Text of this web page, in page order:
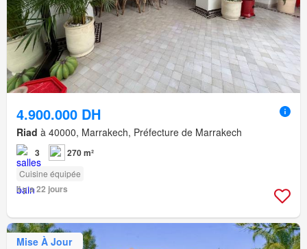
4.900.000 DH
Riad à 40000, Marrakech, Préfecture de Marrakech
3 270 m²
Cuisine équipée
Il y a 22 jours
Mise À Jour